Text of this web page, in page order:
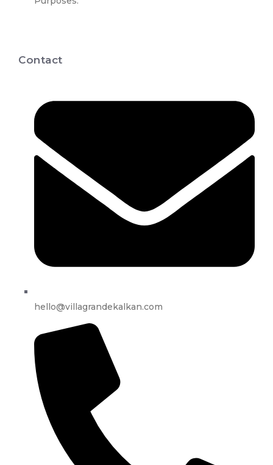
Contact
hello@villagrandekalkan.com